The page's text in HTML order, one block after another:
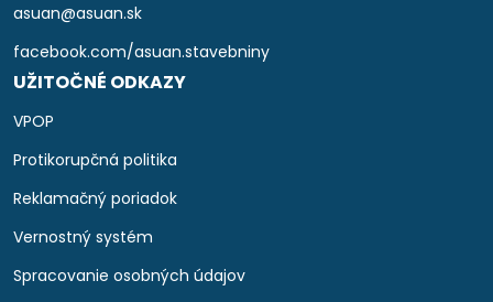
asuan@asuan.sk
facebook.com/asuan.stavebniny
UŽITOČNÉ ODKAZY
VPOP
Protikorupčná politika
Reklamačný poriadok
Vernostný systém
Spracovanie osobných údajov